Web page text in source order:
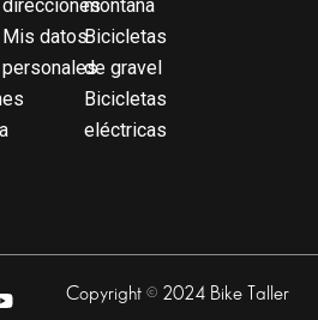
direcciones
Mis datos
personales
montaña
Bicicletas
de gravel
Bicicletas
eléctricas
Copyright © 2024 Bike Taller
o